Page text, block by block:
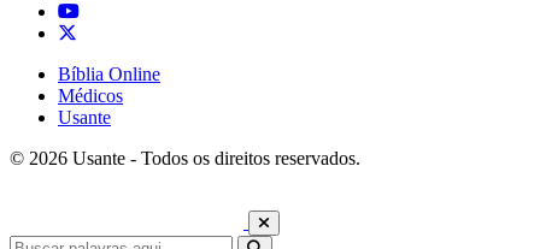
Bíblia Online
Médicos
Usante
© 2026 Usante - Todos os direitos reservados.